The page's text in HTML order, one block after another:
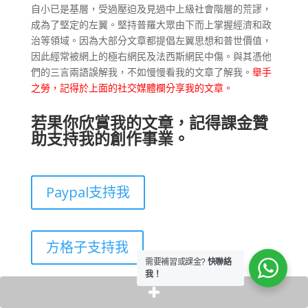
自小已是基層，受過壓迫及見過中上級社會階層的荒謬，
成為了堅定的左翼。堅持普羅大眾由下而上掌握經濟和政
治等領域。因為大部分文章都提倡左翼思想和普世價值，
因此經常被網上的極右網民及法西斯網民中傷。與其憑他
們的三言兩語誤解我，不如慢慢看我的文章了解我。 舉手
之勞，記得於上面的社交媒體欄分享我的文章。
若果你欣賞我的文章，記得課金贊
助支持我的創作事業。
Paypal支持我
方格子支持我
需要補習或課金? 快聯絡
我！